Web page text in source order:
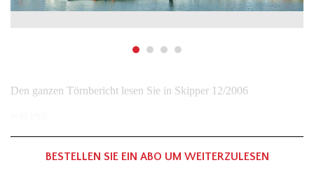
Den ganzen Törnbericht lesen Sie in Skipper 12/2006
BESTELLEN SIE EIN ABO UM WEITERZULESEN